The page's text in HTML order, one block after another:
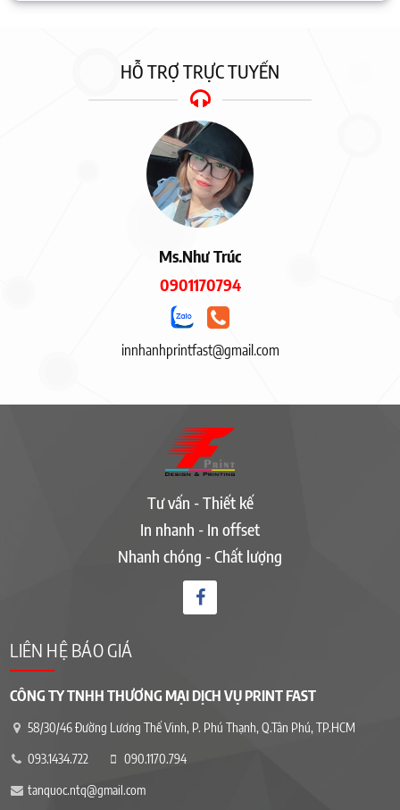
HỖ TRỢ TRỰC TUYẾN
Ms.Như Trúc
0901170794
innhanhprintfast@gmail.com
Tư vấn - Thiết kế
In nhanh - In offset
Nhanh chóng - Chất lượng
LIÊN HỆ BÁO GIÁ
CÔNG TY TNHH THƯƠNG MẠI DỊCH VỤ PRINT FAST
58/30/46 Đường Lương Thế Vinh, P. Phú Thạnh, Q.Tân Phú, TP.HCM
093.1434.722 090.1170.794
tanquoc.ntq@gmail.com